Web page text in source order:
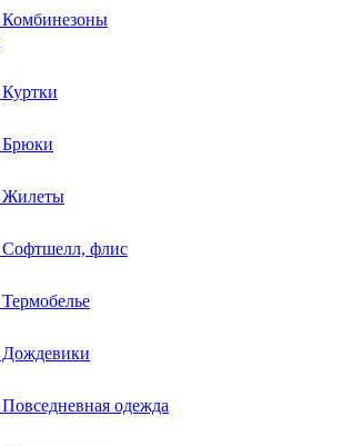
Комбинезоны
Куртки
Брюки
Жилеты
Софтшелл, флис
Термобелье
Дождевики
Повседневная одежда